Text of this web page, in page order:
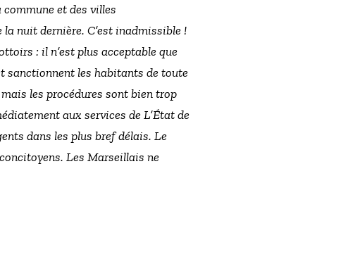
et des villes
la nuit dernière. C’est inadmissible !
: il n’est plus acceptable que
sanctionnent les habitants de toute
mais les procédures sont bien trop
aux services de L’État de
dans les plus bref délais. Le
Les Marseillais ne